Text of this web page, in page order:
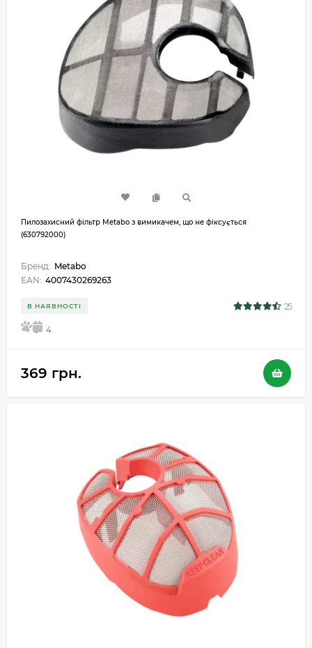
Пилозахисний фільтр Metabo з вимикачем, що не фіксується
(630792000)
Бренд: Metabo
EAN: 4007430269263
В НАЯВНОСТІ 25
5 4
369 грн.